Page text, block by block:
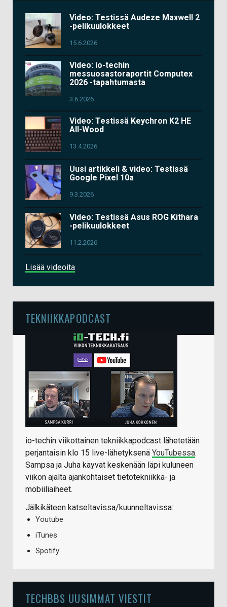
Video: Testissä Audeze Maxwell 2
-pelikuulokkeet
15.6.2026
Video: io-techin
messuosastoraportit Computex
2026 -tapahtumasta
3.6.2026
Video: Testissä Keychron K2 HE
All-Wood
13.4.2026
Uusi artikkeli & video: Testissä
Google Pixel 10a
9.3.2026
Video: Testissä Asus ROG Kithara
-pelikuulokkeet
11.2.2026
Lisää videoita
TEKNIIKKAPODCAST
io-techin viikottainen tekniikkapodcast lähetetään
perjantaisin klo 15 live-lähetyksenä YouTubessa.
Sampsa ja Juha käyvät keskenään läpi kuluneen
viikon ajalta ajankohtaiset tietotekniikka- ja
mobiiliaiheet.
Jälkikäteen katseltavissa/kuunneltavissa:
Youtube
iTunes
Spotify
TECHBBS UUSIMMAT VIESTIT